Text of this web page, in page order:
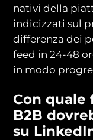
nativi della
indicizzati sul
differenza dei
feed in 24-48
in modo
Con quale
B2B
su